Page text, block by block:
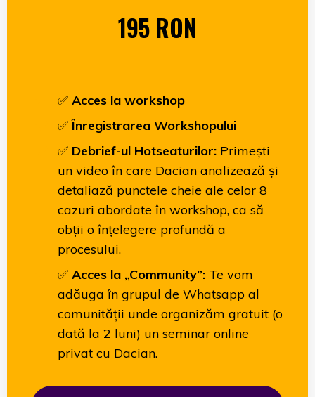
195 RON
✅ Acces la workshop
✅Înregistrarea Workshopului
✅ Debrief-ul Hotseaturilor: Primești
un video în care Dacian analizează și
detaliază punctele cheie ale celor 8
cazuri abordate în workshop, ca să
obții o înțelegere profundă a
procesului.
✅ Acces la „Community”: Te vom
adăuga în grupul de Whatsapp al
comunității unde organizăm gratuit (o
dată la 2 luni) un seminar online
privat cu Dacian.